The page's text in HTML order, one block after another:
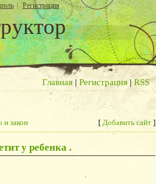
| Регистрация
Главная| Регистрация|RSS
и закон [ Добавить сайт]
у ребенка .